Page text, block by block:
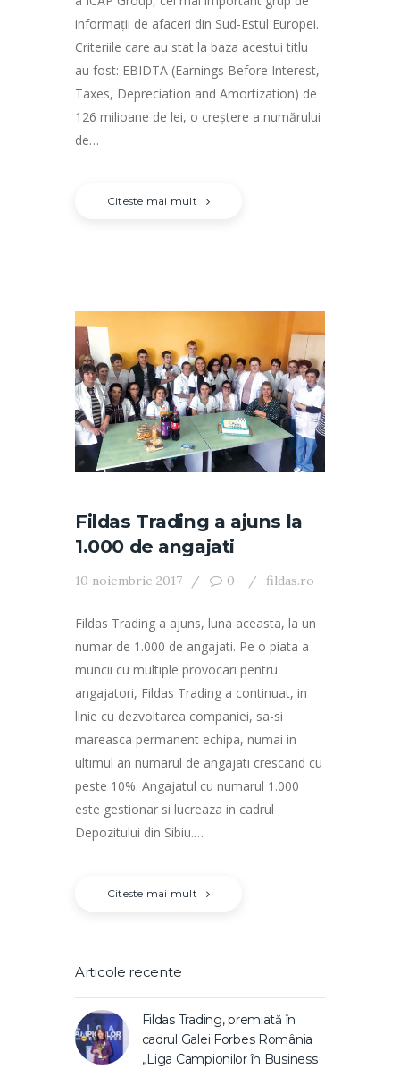
informații de afaceri din Sud-Estul Europei.
Criteriile care au stat la baza acestui titlu
au fost: EBIDTA (Earnings Before Interest,
Taxes, Depreciation and Amortization) de
126 milioane de lei, o creştere a numărului
de…
Citeste mai mult
Fildas Trading a ajuns la
1.000 de angajati
10 noiembrie 2017 0 fildas.ro
Fildas Trading a ajuns, luna aceasta, la un
numar de 1.000 de angajati. Pe o piata a
muncii cu multiple provocari pentru
angajatori, Fildas Trading a continuat, in
linie cu dezvoltarea companiei, sa-si
mareasca permanent echipa, numai in
ultimul an numarul de angajati crescand cu
peste 10%. Angajatul cu numarul 1.000
este gestionar si lucreaza in cadrul
Depozitului din Sibiu.…
Citeste mai mult
Articole recente
Fildas Trading, premiată în
cadrul Galei Forbes România
„Liga Campionilor în Business